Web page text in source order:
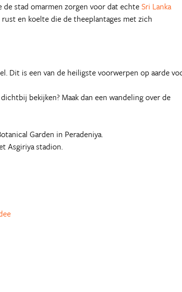
stad omarmen zorgen voor dat echteSri Lanka
en koelte die de theeplantages met zich
Dit is een van de heiligste voorwerpen op aarde
bekijken? Maak dan een wandeling over de
Garden in Peradeniya.
Asgiriya stadion.